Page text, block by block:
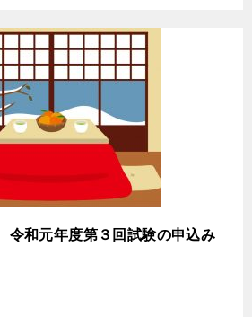
和元年度第３回試験の申込み